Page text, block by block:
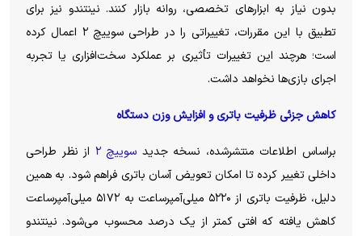
بدون نیاز به ابزار‌های تخصصی، روانه بازار کنند. نینتندو نیز برای
تطبیق با این مقررات، تغییراتی را در طراحی سوییچ ۲ اعمال کرده
است؛ هرچند این تغییرات تأثیری بر عملکرد سخت‌افزاری یا تجربه
اجرای بازی‌ها نخواهد داشت.
کاهش جزئی ظرفیت باتری و افزایش وزن دستگاه
براساس اطلاعات منتشرشده، نسخه جدید سوییچ ۲
از نظر طراحی
داخلی تغییر کرده تا امکان تعویض آسان باتری فراهم شود. به همین
دلیل، ظرفیت باتری از ۵۲۲۰ میلی‌آمپرساعت به ۵۱۷۲ میلی‌آمپرساعت
کاهش یافته که افتی کمتر از یک درصد محسوب می‌شود. نینتندو